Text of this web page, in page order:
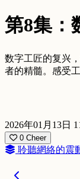
第8集：
数字工匠的复兴
者的精髓。感受
2026年01月13日
0 Cheer
聆聽網絡的震